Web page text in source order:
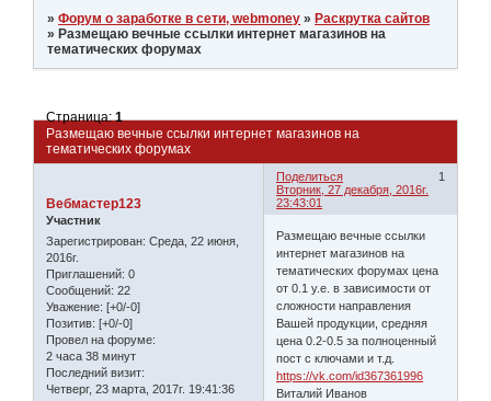
»Форум о заработке в сети, webmoney » Раскрутка сайтов
» Размещаю вечные ссылки интернет магазинов на
тематических форумах
Размещаю вечные ссылки интернет магазинов на
тематических форумах
Страница:1
Поделиться
1
Вторник, 27 декабря, 2016г.
23:43:01
Вебмастер123
Участник
Зарегистрирован: Среда, 22 июня,
2016г.
Приглашений: 0
Сообщений: 22
Уважение: [+0/-0]
Позитив: [+0/-0]
Провел на форуме:
2 часа 38 минут
Последний визит:
Четверг, 23 марта, 2017г. 19:41:36
Размещаю вечные ссылки
интернет магазинов на
тематических форумах цена
от 0.1 у.е. в зависимости от
сложности направления
Вашей продукции, средняя
цена 0.2-0.5 за полноценный
пост с ключами и т.д.
https://vk.com/id367361996
Виталий Иванов